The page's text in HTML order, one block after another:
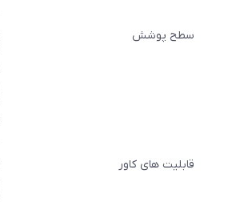
سطح پوشش
قابلیت های کاور